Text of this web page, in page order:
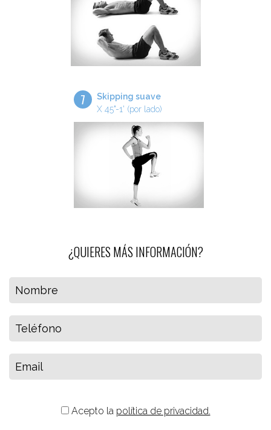
7
Skipping suave
X 45"-1' (por lado)
¿QUIERES MÁS INFORMACIÓN?
Acepto la política de privacidad.